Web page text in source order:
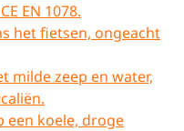
EN 1078.
het fietsen, ongeacht
milde zeep en water,
een koele, droge